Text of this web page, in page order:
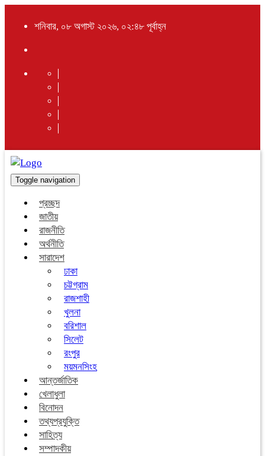
শনিবার, ০৮ অগাস্ট ২০২৬, ০২:৪৮ পূর্বাহ্ন
Toggle navigation
প্রচ্ছদ
জাতীয়
রাজনীতি
অর্থনীতি
সারাদেশ
ঢাকা
চট্টগ্রাম
রাজশাহী
খুলনা
বরিশাল
সিলেট
রংপুর
ময়মনসিংহ
আন্তর্জাতিক
খেলাধুলা
বিনোদন
তথ্যপ্রযুক্তি
সাহিত্য
সম্পাদকীয়